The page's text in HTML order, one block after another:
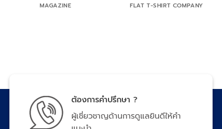
MAGAZINE FLAT T-SHIRT COMPANY
ต้องการคำปรึกษา ?
ผู้เชี่ยวชาญด้านการดูแลยินดีให้คำ